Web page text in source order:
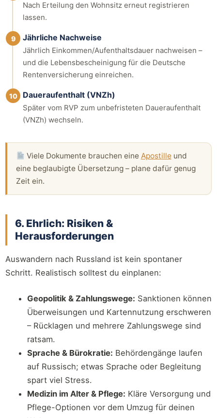
Nach Erteilung den Wohnsitz erneut registrieren
lassen.
9 Jährliche Nachweise
Jährlich Einkommen/Aufenthaltsdauer nachweisen –
und die Lebensbescheinigung für die Deutsche
Rentenversicherung einreichen.
10 Daueraufenthalt (VNZh)
Später vom RVP zum unbefristeten Daueraufenthalt
(VNZh) wechseln.
Viele Dokumente brauchen eine Apostilleund
eine beglaubigte Übersetzung – plane dafür genug
Zeit ein.
6. Ehrlich: Risiken &
Herausforderungen
Auswandern nach Russland ist kein spontaner
Schritt. Realistisch solltest du einplanen:
Geopolitik & Zahlungswege: Sanktionen können
Überweisungen und Kartennutzung erschweren
– Rücklagen und mehrere Zahlungswege sind
ratsam.
Sprache & Bürokratie: Behördengänge laufen
auf Russisch; etwas Sprache oder Begleitung
spart viel Stress.
Medizin im Alter & Pflege: Kläre Versorgung und
Pflege-Optionen vor dem Umzug für deinen